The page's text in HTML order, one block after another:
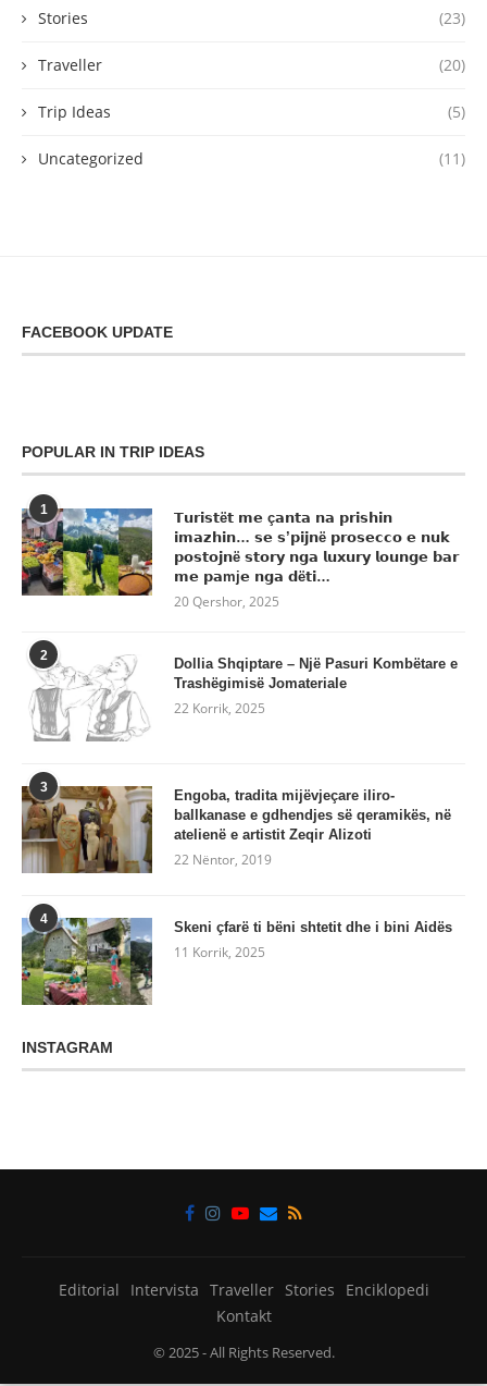
Stories (23)
Traveller (20)
Trip Ideas (5)
Uncategorized (11)
FACEBOOK UPDATE
POPULAR IN TRIP IDEAS
1
𝗧𝘂𝗿𝗶𝘀𝘁ë𝘁 𝗺𝗲 ç𝗮𝗻𝘁𝗮 𝗻𝗮 𝗽𝗿𝗶𝘀𝗵𝗶𝗻
𝗶𝗺𝗮𝘇𝗵𝗶𝗻… 𝘀𝗲 𝘀’𝗽𝗶𝗷𝗻ë 𝗽𝗿𝗼𝘀𝗲𝗰𝗰𝗼 𝗲 𝗻𝘂𝗸
𝗽𝗼𝘀𝘁𝗼𝗷𝗻ë 𝘀𝘁𝗼𝗿𝘆 𝗻𝗴𝗮 𝗹𝘂𝘅𝘂𝗿𝘆 𝗹𝗼𝘂𝗻𝗴𝗲 𝗯𝗮𝗿
𝗺𝗲 𝗽𝗮mj𝗲 𝗻𝗴𝗮 𝗱ë𝘁𝗶…
20 Qershor, 2025
2
Dollia Shqiptare – Një Pasuri Kombëtare e
Trashëgimisë Jomateriale
22 Korrik, 2025
3
Engoba, tradita mijëvjeçare iliro-
ballkanase e gdhendjes së qeramikës, në
atelienë e artistit Zeqir Alizoti
22 Nëntor, 2019
4 Skeni çfarë ti bëni shtetit dhe i bini Aidës
11 Korrik, 2025
INSTAGRAM
Editorial Intervista Traveller Stories
Enciklopedi
Kontakt
© 2025- All Rights Reserved.